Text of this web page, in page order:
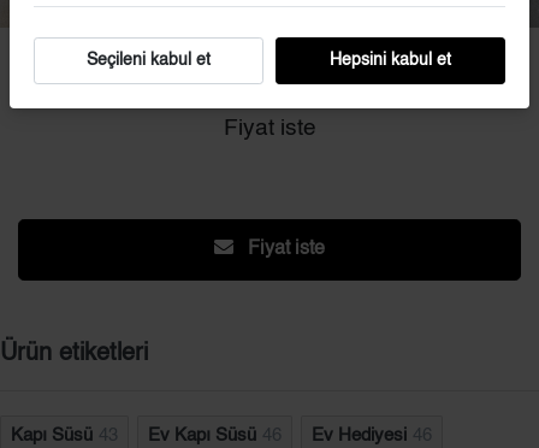
EKS (1)
Fiyat iste
Fiyat iste
Ürün etiketleri
Kapı Süsü 43 Ev Kapı Süsü 46 Ev Hediyesi 46
Seçileni kabul et Hepsini kabul et